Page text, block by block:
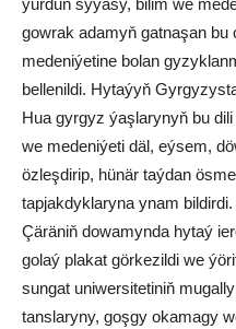
ýurduň syýasy, bilim we
gowrak adamyň gatnaşan bu
medeniýetine bolan
bellenildi. Hytaýyň
Hua gyrgyz ýaşlarynyň bu
we medeniýeti däl, eýsem,
özleşdirip, hünär taýdan
tapjakdyklaryna ynam bildirdi.
Çäräniň dowamynda hytaý
golaý plakat görkezildi we
sungat uniwersitetiniň
tanslaryny, goşgy okamagy